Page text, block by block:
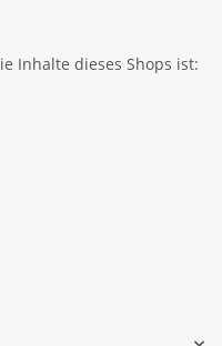
Inhalte dieses Shops ist: